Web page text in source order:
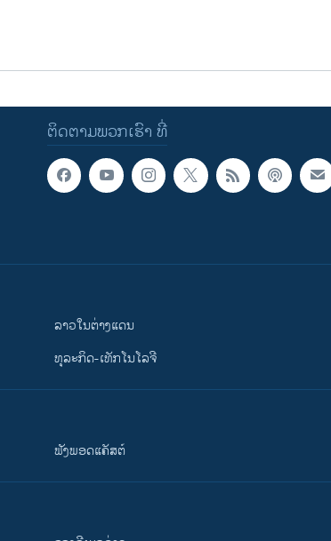
ຕິດຕາມພວກເຮົາ ທີ່
ລາວໃນຕ່າງແດນ
ທຸລະກິດ-ເທັກໂນໂລຈີ
ຟັງພອດແຄັສຕ໌